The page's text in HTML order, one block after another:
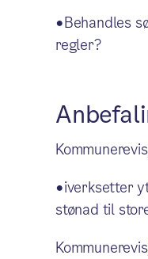
•Behandles
regler?
•iverksetter
stønad til